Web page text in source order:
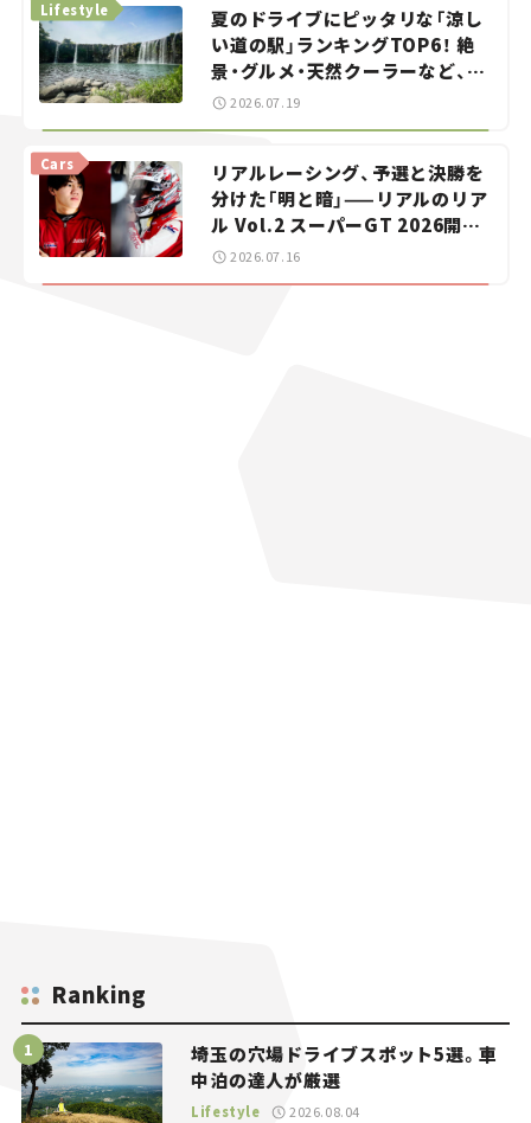
夏のドライブにピッタリな「涼し
い道の駅」ランキングTOP6！ 絶
景・グルメ・天然クーラーなど、避
暑におすすめのスポットを紹介
Lifestyle
2026.07.19
リアルレーシング、予選と決勝を
分けた「明と暗」——リアルのリア
ル Vol.2 スーパーGT 2026開幕
戦 岡山国際サーキット
Cars
2026.07.16
Ranking
埼玉の穴場ドライブスポット5選。車
中泊の達人が厳選
Lifestyle 2026.08.04